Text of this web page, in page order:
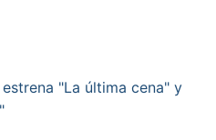
"La última cena" y